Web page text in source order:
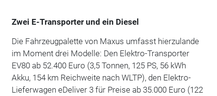
Zwei E-Transporter und ein Diesel
Die Fahrzeugpalette von Maxus umfasst hierzulande
im Moment drei Modelle: Den Elektro-Transporter
EV80 ab 52.400 Euro (3,5 Tonnen, 125 PS, 56 kWh
Akku, 154 km Reichweite nach WLTP), den Elektro-
Lieferwagen eDeliver 3 für Preise ab 35.000 Euro (122